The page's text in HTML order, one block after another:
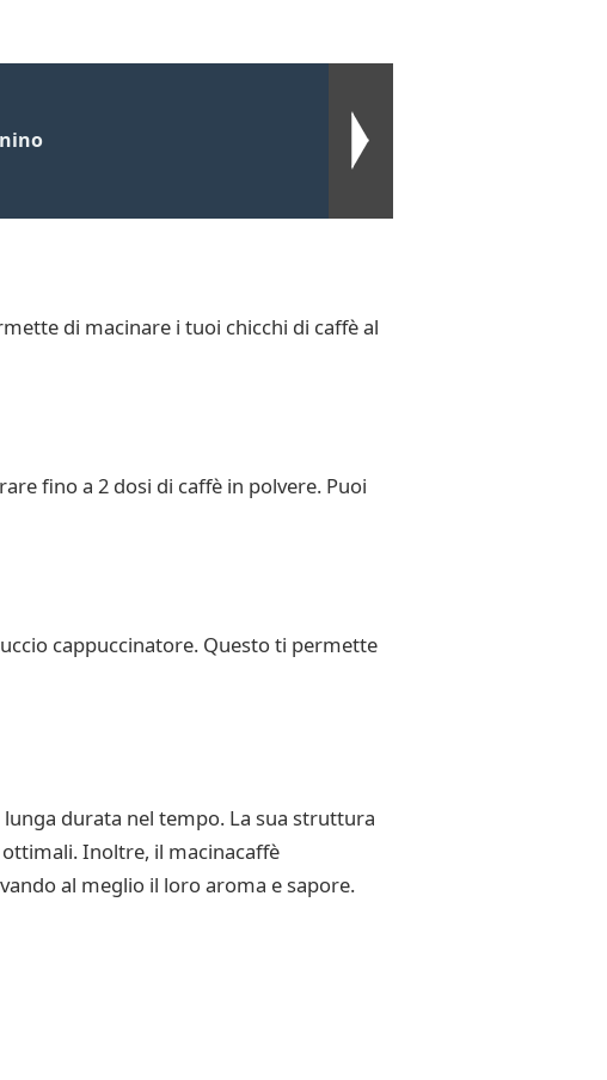
di macinare i tuoi chicchi di caffè al
fino a 2 dosi di caffè in polvere. Puoi
cappuccinatore. Questo ti permette
durata nel tempo. La sua struttura
Inoltre, il macinacaffè
al meglio il loro aroma e sapore.